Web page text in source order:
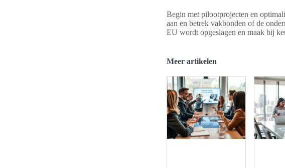
Begin met pilootprojecten en
aan en betrek vakbonden of de
EU wordt opgeslagen en maak bij
Meer artikelen